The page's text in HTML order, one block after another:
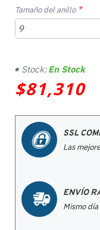
$81,310
Stock: En Stock
Tamaño del anillo
SSL
Las
ENVÍO
Mismo